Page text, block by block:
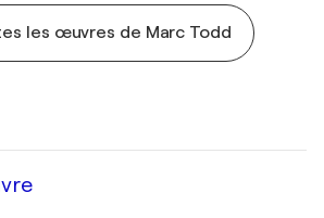
les œuvres de Marc Todd